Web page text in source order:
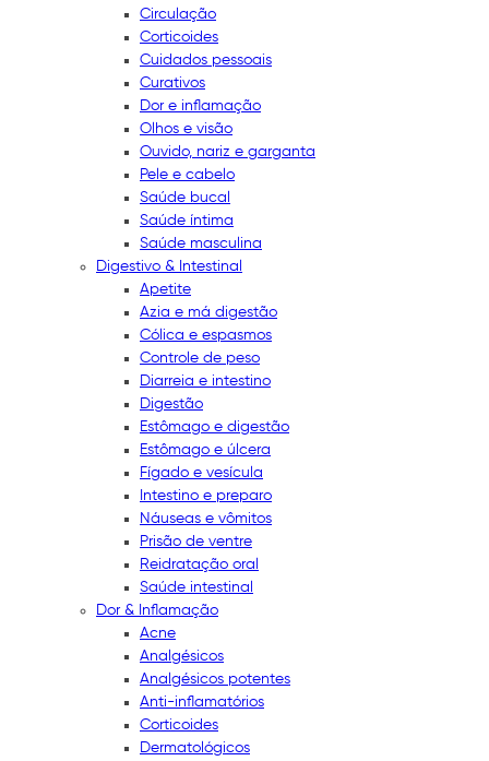
Circulação
Corticoides
Cuidados pessoais
Curativos
Dor e inflamação
Olhos e visão
Ouvido, nariz e garganta
Pele e cabelo
Saúde bucal
Saúde íntima
Saúde masculina
Digestivo & Intestinal
Apetite
Azia e má digestão
Cólica e espasmos
Controle de peso
Diarreia e intestino
Digestão
Estômago e digestão
Estômago e úlcera
Fígado e vesícula
Intestino e preparo
Náuseas e vômitos
Prisão de ventre
Reidratação oral
Saúde intestinal
Dor & Inflamação
Acne
Analgésicos
Analgésicos potentes
Anti-inflamatórios
Corticoides
Dermatológicos